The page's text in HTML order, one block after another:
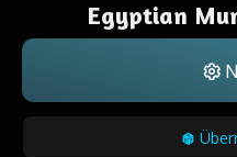
Egyptian